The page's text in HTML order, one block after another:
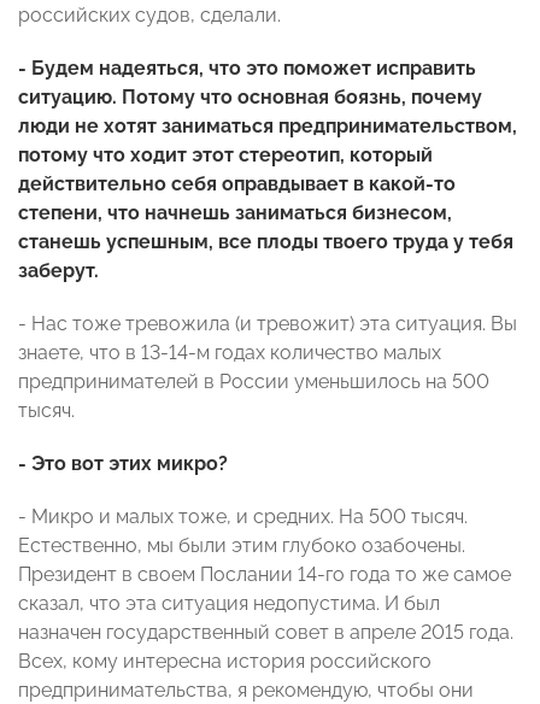
российских судов, сделали.
- Будем надеяться, что это поможет исправить
ситуацию. Потому что основная боязнь, почему
люди не хотят заниматься предпринимательством,
потому что ходит этот стереотип, который
действительно себя оправдывает в какой-то
степени, что начнешь заниматься бизнесом,
станешь успешным, все плоды твоего труда у тебя
заберут.
- Нас тоже тревожила (и тревожит) эта ситуация. Вы
знаете, что в 13-14-м годах количество малых
предпринимателей в России уменьшилось на 500
тысяч.
- Это вот этих микро?
- Микро и малых тоже, и средних. На 500 тысяч.
Естественно, мы были этим глубоко озабочены.
Президент в своем Послании 14-го года то же самое
сказал, что эта ситуация недопустима. И был
назначен государственный совет в апреле 2015 года.
Всех, кому интересна история российского
предпринимательства, я рекомендую, чтобы они